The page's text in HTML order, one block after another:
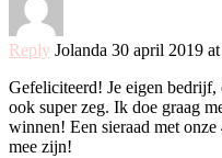
Reply Jolanda 30 april 2019
Gefeliciteerd! Je eigen
ook super zeg. Ik doe graag
winnen! Een sieraad met
mee zijn!